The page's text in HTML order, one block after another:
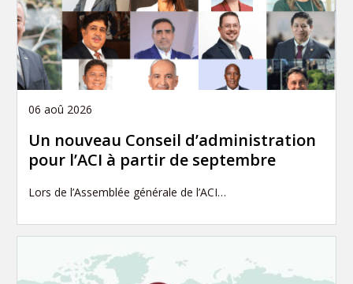
06 aoû 2026
Un nouveau Conseil d’administration
pour l’ACI à partir de septembre
Lors de l’Assemblée générale de l’ACI…